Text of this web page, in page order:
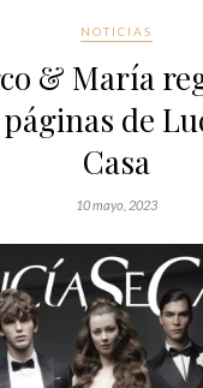
NOTICIAS
& María
de
Casa
10 mayo, 2023